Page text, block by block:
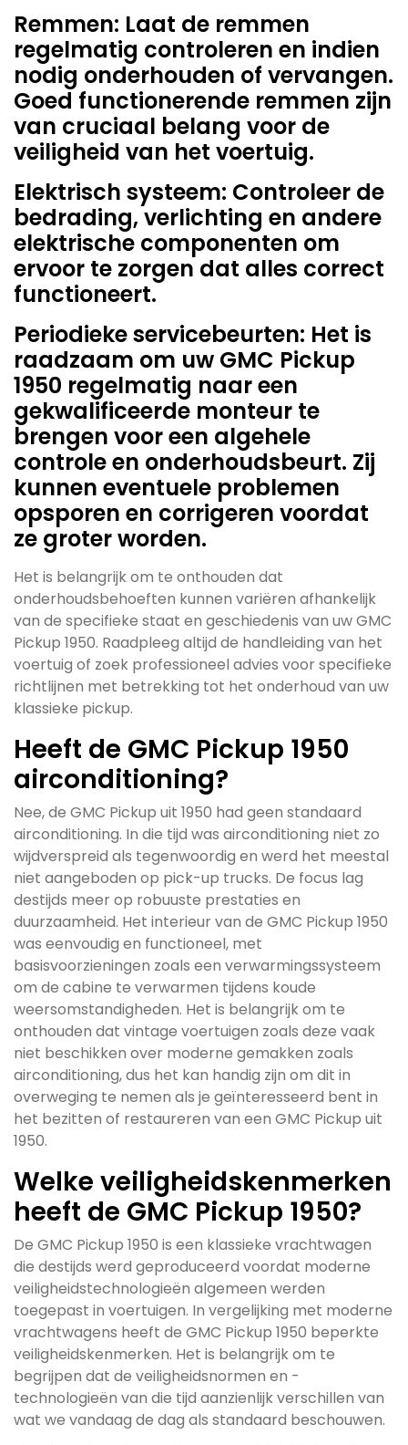
Remmen: Laat de remmen
regelmatig controleren en indien
nodig onderhouden of vervangen.
Goed functionerende remmen zijn
van cruciaal belang voor de
veiligheid van het voertuig.
Elektrisch systeem: Controleer de
bedrading, verlichting en andere
elektrische componenten om
ervoor te zorgen dat alles correct
functioneert.
Periodieke servicebeurten: Het is
raadzaam om uw GMC Pickup
1950 regelmatig naar een
gekwalificeerde monteur te
brengen voor een algehele
controle en onderhoudsbeurt. Zij
kunnen eventuele problemen
opsporen en corrigeren voordat
ze groter worden.
Het is belangrijk om te onthouden dat
onderhoudsbehoeften kunnen variëren afhankelijk
van de specifieke staat en geschiedenis van uw GMC
Pickup 1950. Raadpleeg altijd de handleiding van het
voertuig of zoek professioneel advies voor specifieke
richtlijnen met betrekking tot het onderhoud van uw
klassieke pickup.
Heeft de GMC Pickup 1950
airconditioning?
Nee, de GMC Pickup uit 1950 had geen standaard
airconditioning. In die tijd was airconditioning niet zo
wijdverspreid als tegenwoordig en werd het meestal
niet aangeboden op pick-up trucks. De focus lag
destijds meer op robuuste prestaties en
duurzaamheid. Het interieur van de GMC Pickup 1950
was eenvoudig en functioneel, met
basisvoorzieningen zoals een verwarmingssysteem
om de cabine te verwarmen tijdens koude
weersomstandigheden. Het is belangrijk om te
onthouden dat vintage voertuigen zoals deze vaak
niet beschikken over moderne gemakken zoals
airconditioning, dus het kan handig zijn om dit in
overweging te nemen als je geïnteresseerd bent in
het bezitten of restaureren van een GMC Pickup uit
1950.
Welke veiligheidskenmerken
heeft de GMC Pickup 1950?
De GMC Pickup 1950 is een klassieke vrachtwagen
die destijds werd geproduceerd voordat moderne
veiligheidstechnologieën algemeen werden
toegepast in voertuigen. In vergelijking met moderne
vrachtwagens heeft de GMC Pickup 1950 beperkte
veiligheidskenmerken. Het is belangrijk om te
begrijpen dat de veiligheidsnormen en -
technologieën van die tijd aanzienlijk verschillen van
wat we vandaag de dag als standaard beschouwen.